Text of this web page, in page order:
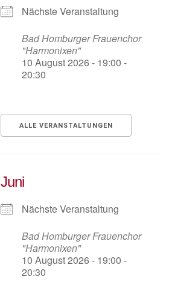
Nächste Veranstaltung
Bad Homburger Frauenchor
"Harmonixen"
10 August 2026 - 19:00 -
20:30
ALLE VERANSTALTUNGEN
Juni
Nächste Veranstaltung
Bad Homburger Frauenchor
"Harmonixen"
10 August 2026 - 19:00 -
20:30